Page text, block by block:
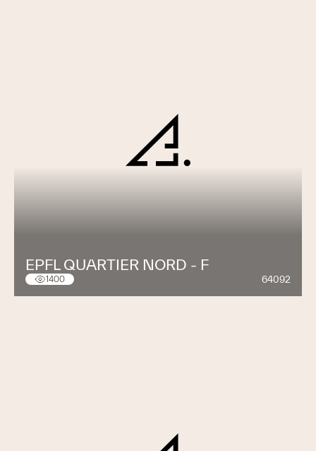
EPFL QUARTIER NORD - F
1400 64092